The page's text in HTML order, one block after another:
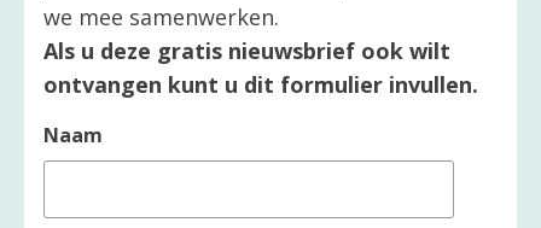
we mee samenwerken.
Als u deze gratis nieuwsbrief ook wilt
ontvangen kunt u dit formulier invullen.
Naam